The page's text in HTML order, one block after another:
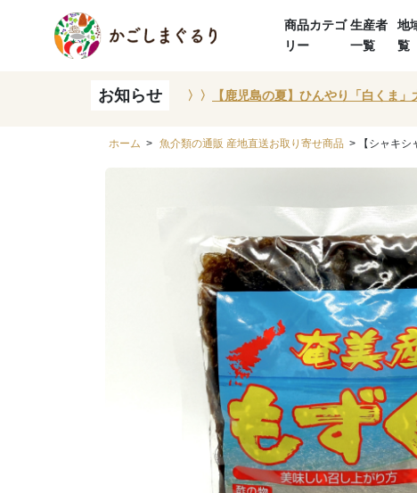
商品カテゴ
リー
生産者
一覧
地
覧
お知らせ 〉〉 【鹿児島の夏】ひんやり「白くま
ホーム > 魚介類の通販 産地直送お取り寄せ商品 > 【シャキシ